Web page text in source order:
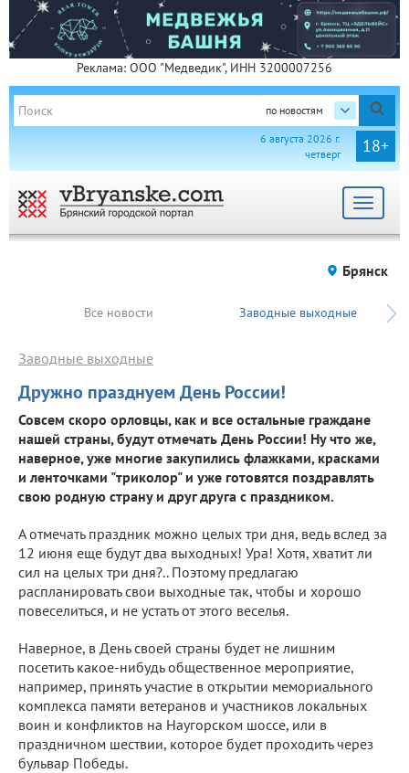
Реклама: ООО "Медведик", ИНН 3200007256
по новостям
18+
6 августа 2026 г.
четверг
Toggle
Брянск
Все новости Заводные выходные
Дружно празднуем День России!
Заводные выходные
Совсем скоро орловцы, как и все остальные граждане
нашей страны, будут отмечать День России! Ну что же,
наверное, уже многие закупились флажками, красками
и ленточками "триколор" и уже готовятся поздравлять
свою родную страну и друг друга с праздником.
А отмечать праздник можно целых три дня, ведь вслед за
12 июня еще будут два выходных! Ура! Хотя, хватит ли
сил на целых три дня?.. Поэтому предлагаю
распланировать свои выходные так, чтобы и хорошо
повеселиться, и не устать от этого веселья.
Наверное, в День своей страны будет не лишним
посетить какое-нибудь общественное мероприятие,
например, принять участие в открытии мемориального
комплекса памяти ветеранов и участников локальных
воин и конфликтов на Наугорском шоссе, или в
праздничном шествии, которое будет проходить через
бульвар Победы.